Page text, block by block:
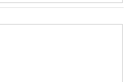
D
U